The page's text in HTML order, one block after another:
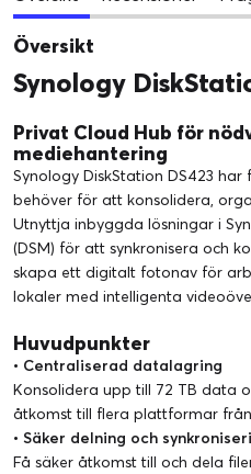
Översikt
Synology
Privat Cloud Hub för
mediehantering
Synology DiskStation DS423
behöver för att konsolidera,
Utnyttja inbyggda lösningar i
(DSM) för att synkronisera och
skapa ett digitalt fotonav för
lokaler med intelligenta
Huvudpunkter
• Centraliserad datalagring
Konsolidera upp till 72 TB data
åtkomst till flera plattformar
• Säker delning och
Få säker åtkomst till och dela